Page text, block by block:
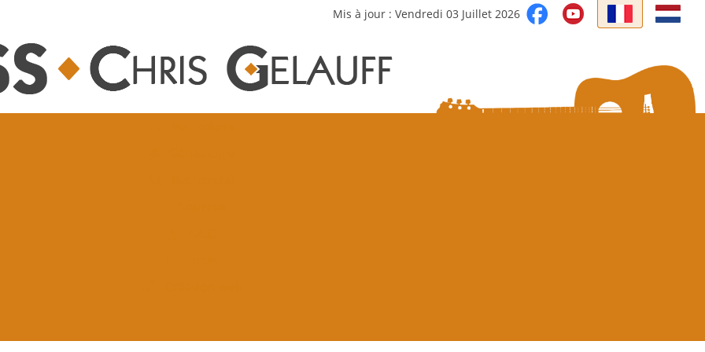
Mis à jour : Vendredi 03 Juillet 2026